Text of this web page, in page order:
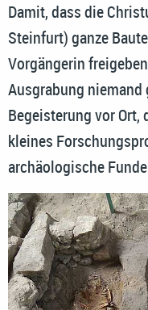
Damit, dass die
Steinfurt) ganze
Vorgängerin
Ausgrabung
Begeisterung vor Ort,
kleines
archäologische